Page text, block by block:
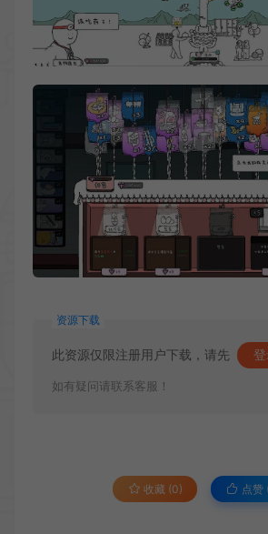
资源下载
此资源仅限注册用户下载，请先
如有疑问请联系客服！
收藏 (0) 点赞